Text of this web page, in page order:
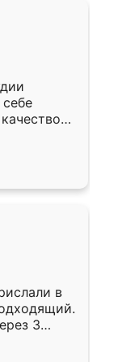
почти
в
3